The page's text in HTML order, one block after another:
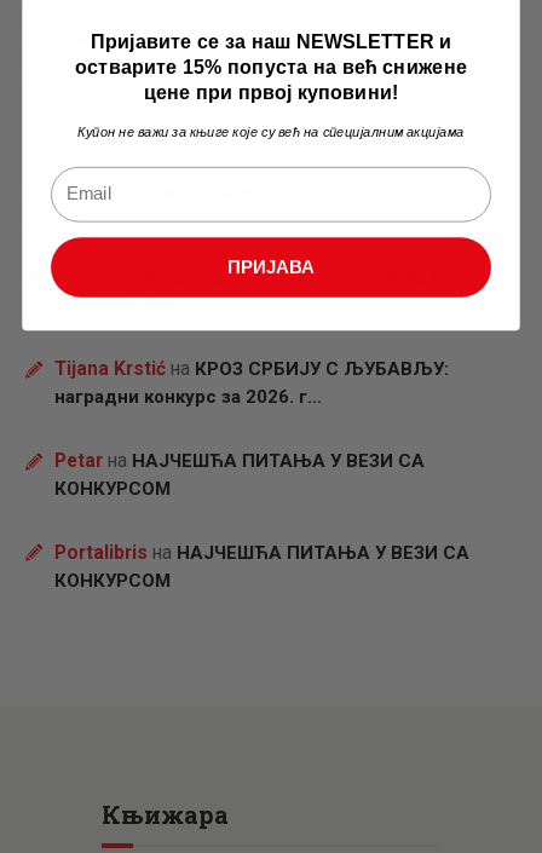
Занимљивости
Књижевни конкурс
Скорашњи коментари
Душан
НАЈЧЕШЋА ПИТАЊА У ВЕЗИ СА
Tijana Krstićна КРОЗ СРБИЈУ С ЉУБАВЉУ:
наградни конкурс за 2026. г…
Petarна НАЈЧЕШЋА ПИТАЊА У ВЕЗИ СА
КОНКУРСОМ
Portalibris на НАЈЧЕШЋА ПИТАЊА У ВЕЗИ СА
КОНКУРСОМ
Књижара
Пријавите се за наш NEWSLETTER и
остварите 15% попуста на већ снижене
цене при првој куповини!
Купон не важи за књиге које су већ на специјалним акцијама
ПРИЈАВА